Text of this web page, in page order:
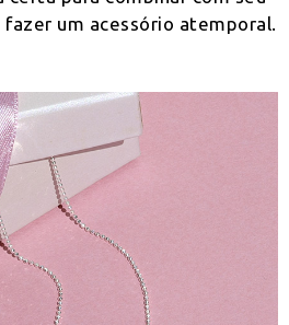
um acessório atemporal.